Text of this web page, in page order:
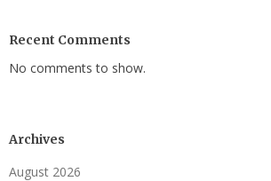
Recent Comments
No comments to show.
Archives
August 2026